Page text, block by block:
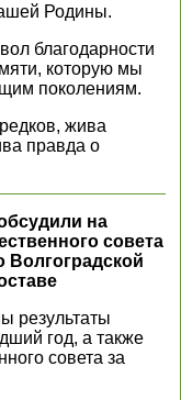
Родины.
благодарности
которую мы
поколениям.
жива
правда о
на
совета
Волгоградской
результаты
год, а также
совета за